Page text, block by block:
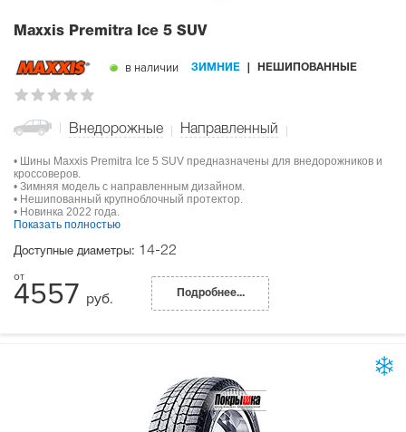
Maxxis Premitra Ice 5 SUV
в наличии ЗИМНИЕ НЕШИПОВАННЫЕ
Внедорожные Направленный
• Шины Maxxis Premitra Ice 5 SUV предназначены для внедорожников и
кроссоверов.
• Зимняя модель с направленным дизайном.
• Нешипованный крупноблочный протектор.
• Новинка 2022 года.
Показать полностью
Доступные диаметры: 14-22
4557 руб. Подробнее...